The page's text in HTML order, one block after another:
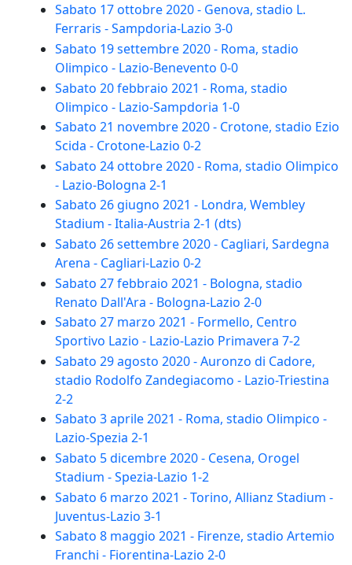
Sabato 17 ottobre 2020 - Genova, stadio L.
Ferraris - Sampdoria-Lazio 3-0
Sabato 19 settembre 2020 - Roma, stadio
Olimpico - Lazio-Benevento 0-0
Sabato 20 febbraio 2021 - Roma, stadio
Olimpico - Lazio-Sampdoria 1-0
Sabato 21 novembre 2020 - Crotone, stadio Ezio
Scida - Crotone-Lazio 0-2
Sabato 24 ottobre 2020 - Roma, stadio Olimpico
- Lazio-Bologna 2-1
Sabato 26 giugno 2021 - Londra, Wembley
Stadium - Italia-Austria 2-1 (dts)
Sabato 26 settembre 2020 - Cagliari, Sardegna
Arena - Cagliari-Lazio 0-2
Sabato 27 febbraio 2021 - Bologna, stadio
Renato Dall'Ara - Bologna-Lazio 2-0
Sabato 27 marzo 2021 - Formello, Centro
Sportivo Lazio - Lazio-Lazio Primavera 7-2
Sabato 29 agosto 2020 - Auronzo di Cadore,
stadio Rodolfo Zandegiacomo - Lazio-Triestina
2-2
Sabato 3 aprile 2021 - Roma, stadio Olimpico -
Lazio-Spezia 2-1
Sabato 5 dicembre 2020 - Cesena, Orogel
Stadium - Spezia-Lazio 1-2
Sabato 6 marzo 2021 - Torino, Allianz Stadium -
Juventus-Lazio 3-1
Sabato 8 maggio 2021 - Firenze, stadio Artemio
Franchi - Fiorentina-Lazio 2-0